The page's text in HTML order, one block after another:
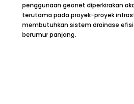
penggunaan geonet diperkirakan
terutama pada proyek-proyek
membutuhkan sistem drainase
berumur panjang.